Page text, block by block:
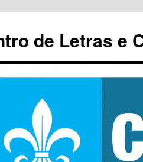
de Letras e